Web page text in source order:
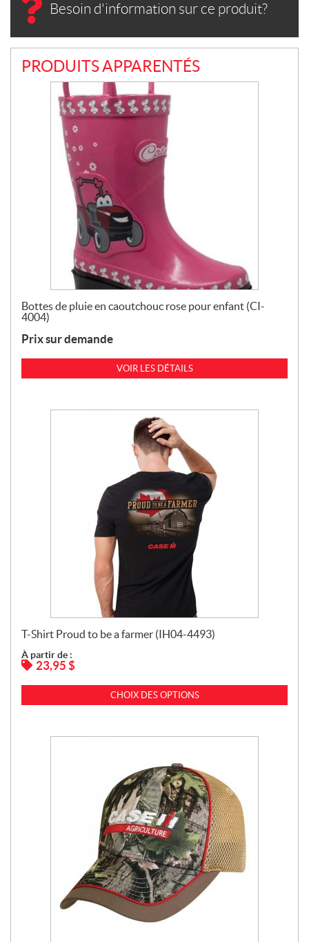
Besoin d'information sur ce produit?
PRODUITS APPARENTÉS
Bottes de pluie en caoutchouc rose pour enfant (CI-
4004)
Prix sur demande
VOIR LES DÉTAILS
T-Shirt Proud to be a farmer (IH04-4493)
À partir de :
23,95 $
CHOIX DES OPTIONS